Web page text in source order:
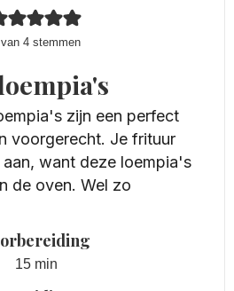
4stemmen
zijn een perfect
voorgerecht. Je frituur
want deze loempia's
de oven. Wel zo
15minuten
min